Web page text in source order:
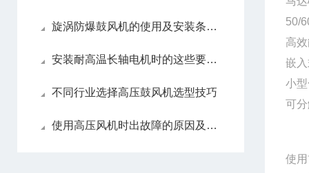
旋涡防爆鼓风机的使用及安装条件介绍
安装耐高温长轴电机时的这些要点不可忘记！
不同行业选择高压鼓风机选型技巧
使用高压风机时出故障的原因及解决方案
50/
高
嵌
小
可
使